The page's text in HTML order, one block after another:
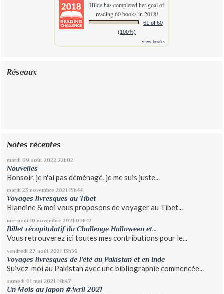
Hildehas completed her goal of
reading 60 books in 2018!
61 of 60
(100%)
view books
Réseaux
Notes récentes
mardi 09 août 2022 22h02
Nouvelles
Bonsoir, je n'ai pas déménagé, je me suis juste...
mardi 23 novembre 2021 15h44
Voyages livresques au Tibet
Blandine & moi vous proposons de voyager au Tibet...
mercredi 10 novembre 2021 09h42
Billet récapitulatif du Challenge Halloween et...
Vous retrouverez ici toutes mes contributions pour le...
vendredi 27 août 2021 13h59
Voyages livresques de l'été au Pakistan et en Inde
Suivez-moi au Pakistan avec une bibliographie commencée...
samedi 01 mai 2021 14h47
Un Mois au Japon #Avril 2021